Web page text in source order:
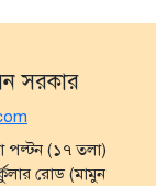
সরকার
পল্টন (১৭ তলা)
রোড (মামুন